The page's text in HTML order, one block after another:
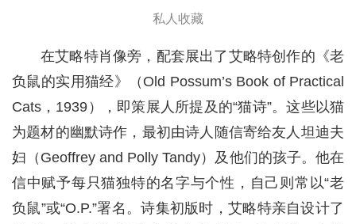
私人收藏
在艾略特肖像旁，配套展出了艾略特创作的《老
负鼠的实用猫经》（Old Possum’s Book of Practical
Cats，1939），即策展人所提及的“猫诗”。这些以猫
为题材的幽默诗作，最初由诗人随信寄给友人坦迪夫
妇（Geoffrey and Polly Tandy）及他们的孩子。他在
信中赋予每只猫独特的名字与个性，自己则常以“老
负鼠”或“O.P.”署名。诗集初版时，艾略特亲自设计了